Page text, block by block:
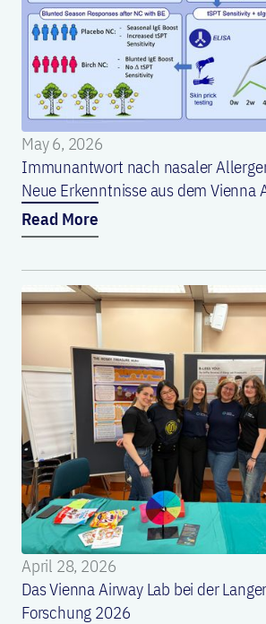
May 6, 2026
Immunantwort nach nasaler
Neue Erkenntnisse aus dem Vienna
Read More
April 28, 2026
Das Vienna Airway Lab bei der
Forschung 2026